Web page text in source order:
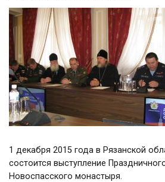
1 декабря 2015 года в Рязанской
состоится выступление
Новоспасского монастыря.